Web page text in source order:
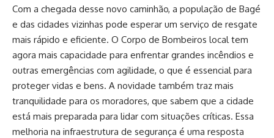
Com a chegada desse novo caminhão, a população de Bagé
e das cidades vizinhas pode esperar um serviço de resgate
mais rápido e eficiente. O Corpo de Bombeiros local tem
agora mais capacidade para enfrentar grandes incêndios e
outras emergências com agilidade, o que é essencial para
proteger vidas e bens. A novidade também traz mais
tranquilidade para os moradores, que sabem que a cidade
está mais preparada para lidar com situações críticas. Essa
melhoria na infraestrutura de segurança é uma resposta